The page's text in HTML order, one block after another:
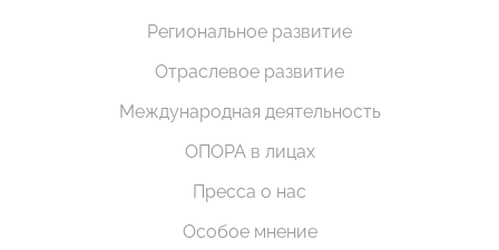
Региональное развитие
Отраслевое развитие
Международная деятельность
ОПОРА в лицах
Пресса о нас
Особое мнение